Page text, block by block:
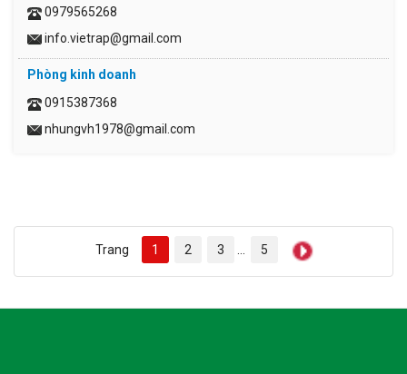
0979565268
info.vietrap@gmail.com
Phòng kinh doanh
0915387368
nhungvh1978@gmail.com
Trang 1 2 3 ... 5